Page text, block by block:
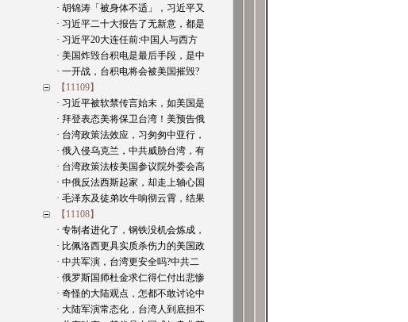
· 胡锦涛「被身体不适」，习近平又
· 习近平二十大报告了无新意，都是
· 习近平20大连任前:中国人与西方
· 美国炸毁台积电是最后手段，是中
· 一开战，台积电将会被美国摧毁?
【11109】
· 习近平被软禁传言始末，如美国是
· 拜登表态美将保卫台湾！美预告俄
· 台湾政策法效应，习匆匆中亚行，
· 俄入侵乌克兰，中共威胁台湾，有
· 台湾政策法桉美国参议院外委会高
· 中俄反法西斯起家，却走上轴心国
· 毛泽东及徒弟吹牛响彻云霄，结果
【11108】
· 专制者进化了，钢铁没机会炼成，
· 比佩洛西更具实质杀伤力的美国政
· 中共军演，台湾更安全吗?中共二
· 俄罗斯国师杜金求仁得仁付出悲惨
· 奇怪的大陆观点，怎都不敢讨论中
· 大陆军演常态化，台湾人到底担不